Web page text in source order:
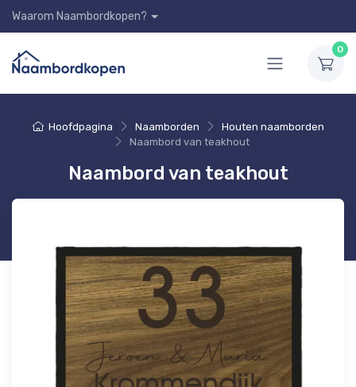
Waarom Naambordkopen?
0
Hoofdpagina Naamborden
Houten naamborden
Naambord van teakhout
Naambord van teakhout